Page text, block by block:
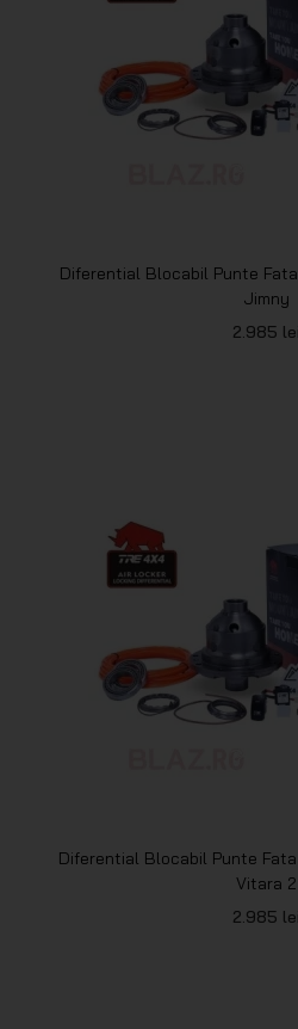
Diferential Blocabil Punte Fata
Jimny
2.985 lei
Diferential Blocabil Punte
Vitara 2
2.985 lei